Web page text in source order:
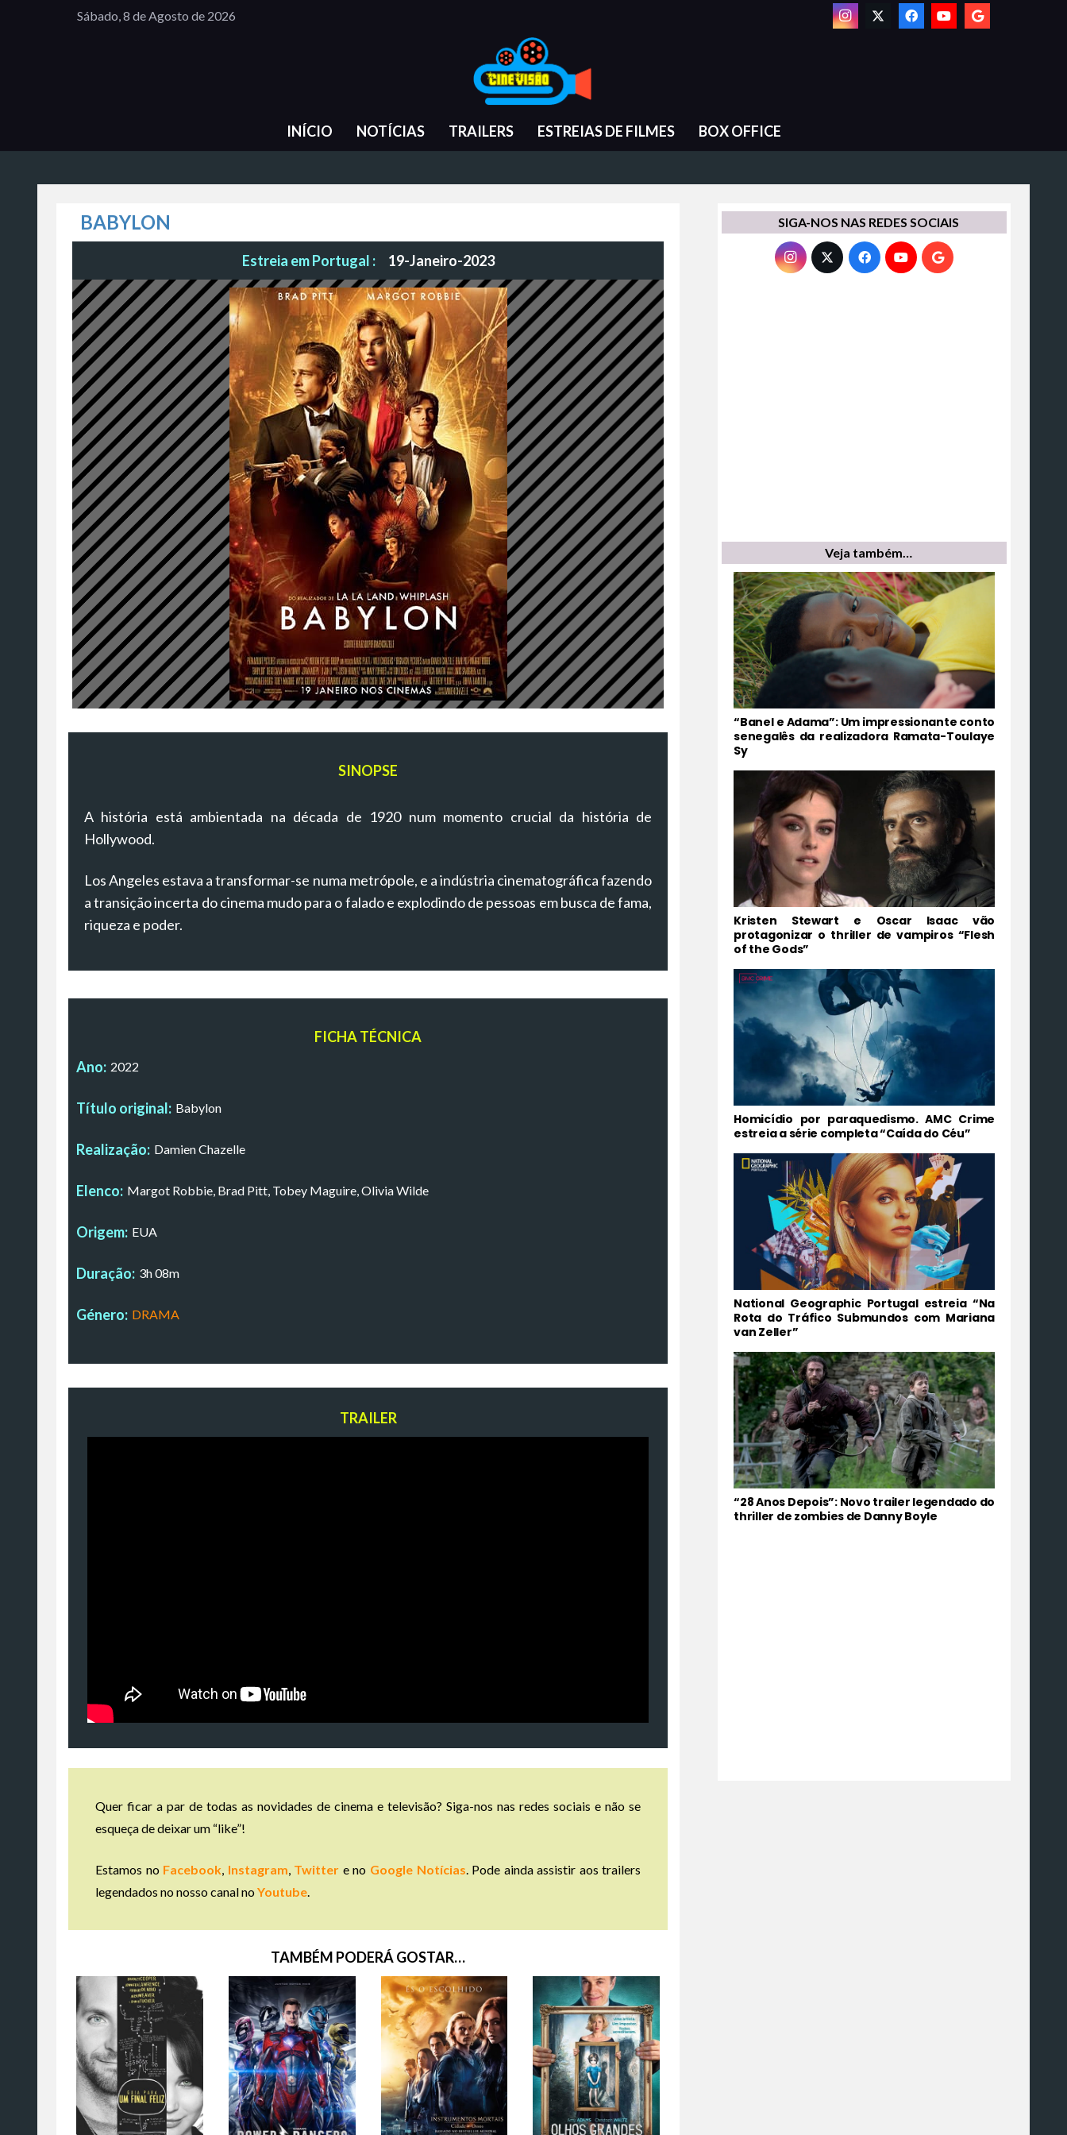
Sábado, 8 de Agosto de 2026
INÍCIO NOTÍCIAS TRAILERS ESTREIAS DE FILMES BOX OFFICE
BABYLON
Estreia em Portugal : 19-Janeiro-2023
SINOPSE
A história está ambientada na década de 1920 num momento crucial da história de
Hollywood.
Los Angeles estava a transformar-se numa metrópole, e a indústria cinematográfica fazendo
a transição incerta do cinema mudo para o falado e explodindo de pessoas em busca de fama,
riqueza e poder.
FICHA TÉCNICA
Ano: 2022
Título original: Babylon
Realização: Damien Chazelle
Elenco: Margot Robbie, Brad Pitt, Tobey Maguire, Olivia Wilde
Origem: EUA
Duração: 3h 08m
Género: DRAMA
TRAILER
Quer ficar a par de todas as novidades de cinema e televisão? Siga-nos nas redes sociais e não se
esqueça de deixar um “like”!
Estamos no Facebook, Instagram, Twitter e no Google Notícias. Pode ainda assistir aos trailers
legendados no nosso canal noYoutube.
TAMBÉM PODERÁ GOSTAR…
SIGA-NOS NAS REDES SOCIAIS
Veja também…
“Banel e Adama”: Um impressionante conto
senegalês da realizadora Ramata-Toulaye
Sy
Kristen Stewart e Oscar Isaac vão
protagonizar o thriller de vampiros “Flesh
of the Gods”
Homicídio por paraquedismo. AMC Crime
estreia a série completa “Caída do Céu”
National Geographic Portugal estreia “Na
Rota do Tráfico Submundos com Mariana
van Zeller”
“28 Anos Depois”: Novo trailer legendado do
thriller de zombies de Danny Boyle